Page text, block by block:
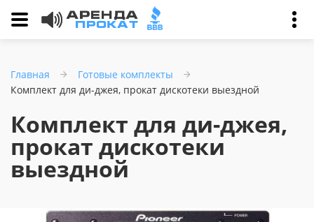
Главная
Готовые комплекты
Комплект для ди-джея, прокат дискотеки выездной
Комплект для ди-джея,
прокат дискотеки
выездной